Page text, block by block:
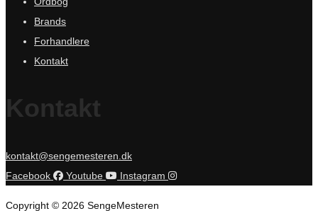
Brands
Forhandlere
Kontakt
Kontakt
kontakt@sengemesteren.dk
Facebook
Youtube Instagram
Copyright © 2026 SengeMesteren